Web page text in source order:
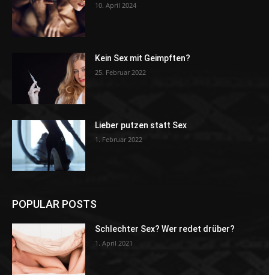
10. April 2024
Kein Sex mit Geimpften?
25. Februar 2022
Lieber putzen statt Sex
1. Februar 2022
POPULAR POSTS
Schlechter Sex? Wer redet drüber?
1. April 2021